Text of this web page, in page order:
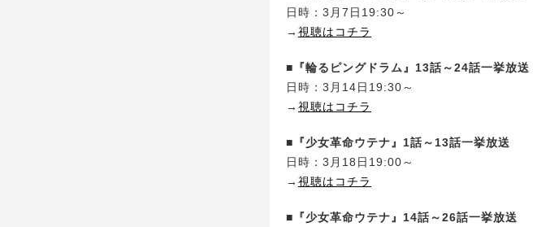
日時：3月7日19:30～
→ 視聴はコチラ
■『輪るピングドラム』13話～24話一挙放送
日時：3月14日19:30～
→ 視聴はコチラ
■『少女革命ウテナ』1話～13話一挙放送
日時：3月18日19:00～
→ 視聴はコチラ
■『少女革命ウテナ』14話～26話一挙放送